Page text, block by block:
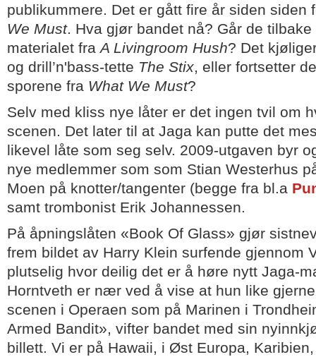
publikummere. Det er gått fire år siden siden
We Must. Hva gjør bandet nå? Går de
materialet fraA Livingroom Hush? Det
og drill’n'bass-tette The Stix, eller fortsetter
sporene fra What We Must?
Selv med kliss nye låter er det ingen tvil om
scenen. Det later til at Jaga kan putte det
likevel låte som seg selv. 2009-utgaven byr
nye medlemmer som som Stian Westerhus
Moen på knotter/tangenter (begge fra bl.a
samt trombonist Erik Johannessen.
På åpningslåten «Book Of Glass» gjør
frem bildet av Harry Klein surfende gjennom
plutselig hvor deilig det er å høre nytt Jaga-
Horntveth er nær ved å vise at hun like
scenen i Operaen som på Marinen i
Armed Bandit», vifter bandet med sin
billett. Vi er på Hawaii, i Øst Europa,